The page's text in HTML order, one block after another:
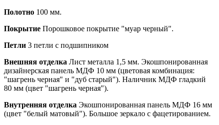
Полотно 100 мм.
Покрытие Порошковое покрытие "муар черный".
Петли 3 петли с подшипником
Внешняя отделка Лист металла 1,5 мм. Экошпонированная
дизайнерская панель МДФ 10 мм (цветовая комбинация:
"шагрень черная" и "дуб старый"). Наличник МДФ гладкий
80 мм (цвет "шагрень черная").
Внутренняя отделка Экошпонированная панель МДФ 16 мм
(цвет "белый матовый"). Большое зеркало с фацетированием.